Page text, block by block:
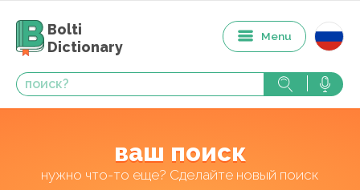
Bolti
Dictionary
Menu
ваш поиск
нужно что-то еще? Сделайте новый поиск